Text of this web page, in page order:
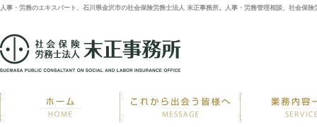
人事・労務のエキスパート、石川県金沢市の社会保険労務士法人 末正事務所。人事・労務管理相談、社会保